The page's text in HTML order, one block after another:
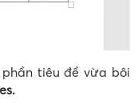
tiêu đề vừa bôi